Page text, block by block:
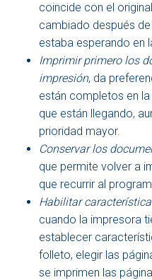
coincide con el
cambiado después
estaba esperando en
Imprimir primero los
impresión, da
están completos en
que están llegando,
prioridad mayor.
Conservar los
que permite volver a
que recurrir al
Habilitar
cuando la impresora
establecer
folleto, elegir las
se imprimen las